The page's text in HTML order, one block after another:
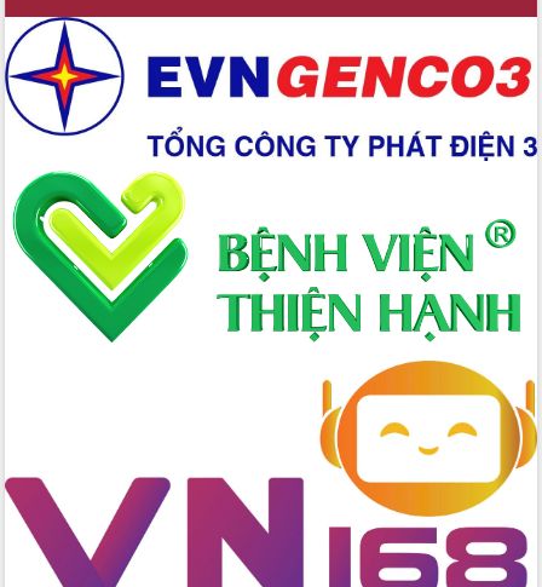
các nhiệm vụ đề ra năm 2025
Phát huy vai trò của người có uy tín
trong phòng chống tảo hôn và hôn
nhân cận huyết thống
Nông sản Tây Nguyên thu hút doanh
Đắk Lắk định vị thương hiệu du lịch
“Biển – Rừng – Cà phê” trong không
gian phát triển mới
Hội nghị chia sẻ kinh nghiệm, chuyển
giao kỹ thuật y tế, định hướng phát
triển chuyên sâu đến 2030
Chuyển đổi số mở ra không gian phát
sau thiên tai
Tập trung nâng cao chất lượng, tổ
chức sản xuất sầu riêng theo hướng
bền vững